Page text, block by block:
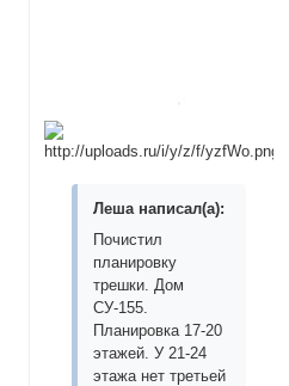
Леша написал(а):
Почистил
планировку
трешки. Дом
СУ-155.
Планировка 17-20
этажей. У 21-24
этажа нет третьей